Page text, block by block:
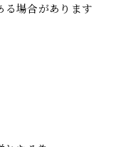
る場合があります